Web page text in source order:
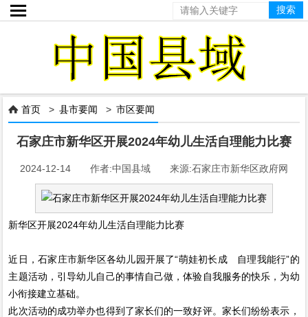

 首页 >县市要闻 >市区要闻
石家庄市新华区开展2024年幼儿生活自理能力比赛
2024-12-14 作者:中国县域 来源:石家庄市新华区政府网
新华区开展2024年幼儿生活自理能力比赛
近日，石家庄市新华区各幼儿园开展了“萌娃初长成 自理我能行”的
主题活动，引导幼儿自己的事情自己做，体验自我服务的快乐，为幼
小衔接建立基础。
此次活动的成功举办也得到了家长们的一致好评。家长们纷纷表示，